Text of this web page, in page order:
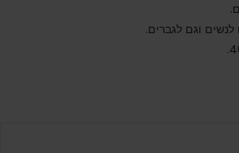
וגם לגברים.